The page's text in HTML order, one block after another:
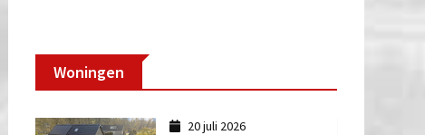
Woningen
20 juli 2026